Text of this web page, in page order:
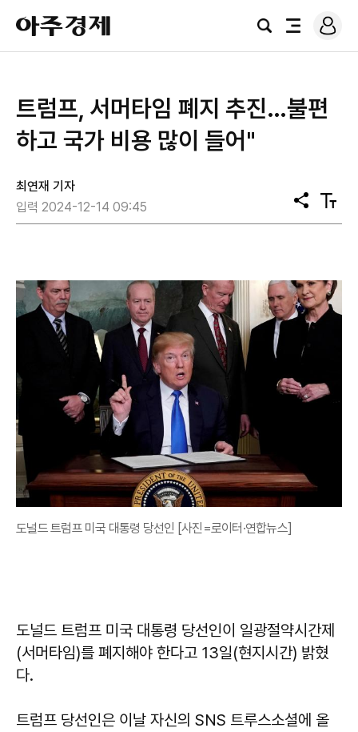
아
주
경
검
전
로
그
트럼프, 서머타임 폐지 추진…불편
하고 국가 비용 많이 들어"
최연재 기자
입력 2024-12-14 09:45
공
유
텍
스
도널드 트럼프 미국 대통령 당선인 [사진=로이터·연합뉴스]
도널드 트럼프 미국 대통령 당선인이 일광절약시간제
(서머타임)를 폐지해야 한다고 13일(현지시간) 밝혔
다.
트럼프 당선인은 이날 자신의 SNS 트루스소셜에 올